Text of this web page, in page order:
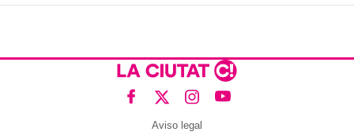
Aviso legal